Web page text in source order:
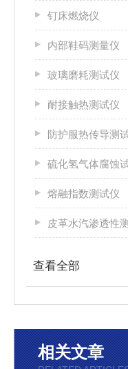
钉床燃烧仪
内部鞋码测量仪
玻璃磨耗测试仪
耐接触热测试仪
防护服热传导测
硫化氢气体腐蚀
熔融指数测试仪
皮革水汽渗透性
查看全部
相关文章